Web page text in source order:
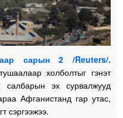
сарын 2 /Reuters/.
холболтыг гэнэт
салбарын эх сурвалжууд
Афганистанд гар утас,
сэргээжээ.